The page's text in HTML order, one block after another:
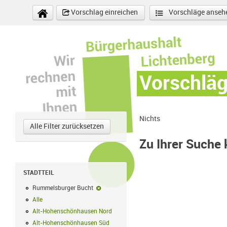
Direkt zum Inhalt
Vorschlag einreichen
Vorschläge
Alle Filter zurücksetzen
STADTTEIL
Rummelsburger Bucht
Alle
Alt-Hohenschönhausen Nord
Alt-Hohenschönhausen Süd
Nichts
Zu Ihrer Suche